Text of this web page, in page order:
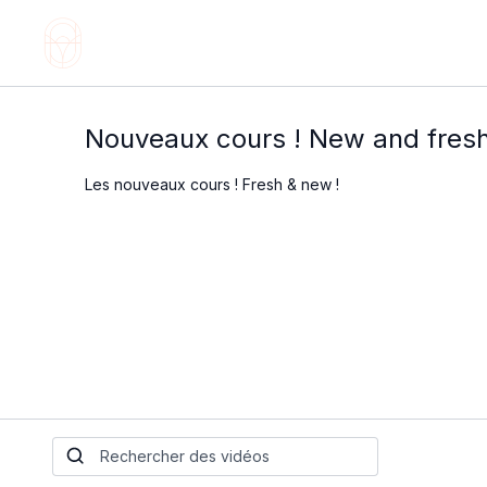
Nouveaux cours ! New and
Les nouveaux cours ! Fresh & new !